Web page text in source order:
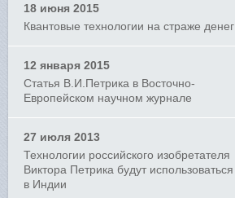
18 июня 2015
Квантовые технологии на страже денег
12 января 2015
Статья В.И.Петрика в Восточно-
Европейском научном журнале
27 июля 2013
Технологии российского изобретателя
Виктора Петрика будут использоваться
в Индии